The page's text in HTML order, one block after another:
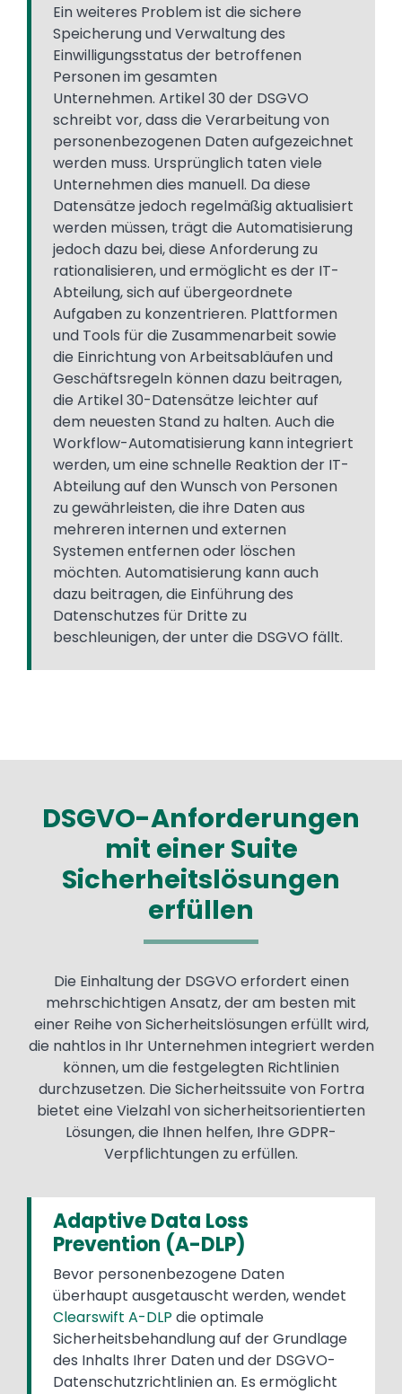
Ein weiteres Problem ist die sichere
Speicherung und Verwaltung des
Einwilligungsstatus der betroffenen
Personen im gesamten
Unternehmen. Artikel 30 der DSGVO
schreibt vor, dass die Verarbeitung von
personenbezogenen Daten aufgezeichnet
werden muss. Ursprünglich taten viele
Unternehmen dies manuell. Da diese
Datensätze jedoch regelmäßig aktualisiert
werden müssen, trägt die Automatisierung
jedoch dazu bei, diese Anforderung zu
rationalisieren, und ermöglicht es der IT-
Abteilung, sich auf übergeordnete
Aufgaben zu konzentrieren. Plattformen
und Tools für die Zusammenarbeit sowie
die Einrichtung von Arbeitsabläufen und
Geschäftsregeln können dazu beitragen,
die Artikel 30-Datensätze leichter auf
dem neuesten Stand zu halten. Auch die
Workflow-Automatisierung kann integriert
werden, um eine schnelle Reaktion der IT-
Abteilung auf den Wunsch von Personen
zu gewährleisten, die ihre Daten aus
mehreren internen und externen
Systemen entfernen oder löschen
möchten. Automatisierung kann auch
dazu beitragen, die Einführung des
Datenschutzes für Dritte zu
beschleunigen, der unter die DSGVO fällt.
DSGVO-Anforderungen
mit einer Suite
Sicherheitslösungen
erfüllen
Die Einhaltung der DSGVO erfordert einen
mehrschichtigen Ansatz, der am besten mit
einer Reihe von Sicherheitslösungen erfüllt wird,
die nahtlos in Ihr Unternehmen integriert werden
können, um die festgelegten Richtlinien
durchzusetzen. Die Sicherheitssuite von Fortra
bietet eine Vielzahl von sicherheitsorientierten
Lösungen, die Ihnen helfen, Ihre GDPR-
Verpflichtungen zu erfüllen.
Adaptive Data Loss
Prevention (A-DLP)
Bevor personenbezogene Daten
überhaupt ausgetauscht werden, wendet
Clearswift A-DLP die optimale
Sicherheitsbehandlung auf der Grundlage
des Inhalts Ihrer Daten und der DSGVO-
Datenschutzrichtlinien an. Es ermöglicht